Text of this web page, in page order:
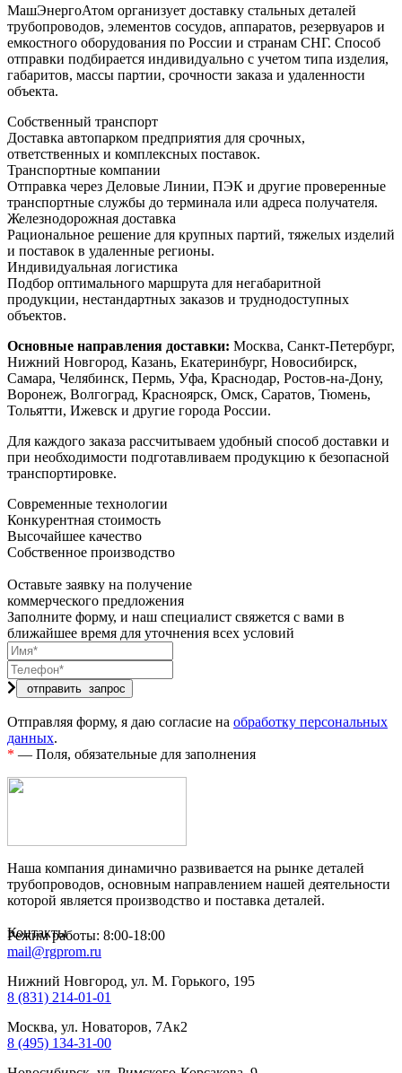
МашЭнергоАтом организует доставку стальных деталей
трубопроводов, элементов сосудов, аппаратов, резервуаров и
емкостного оборудования по России и странам СНГ. Способ
отправки подбирается индивидуально с учетом типа изделия,
габаритов, массы партии, срочности заказа и удаленности
объекта.
Собственный транспорт
Доставка автопарком предприятия для срочных,
ответственных и комплексных поставок.
Транспортные компании
Отправка через Деловые Линии, ПЭК и другие проверенные
транспортные службы до терминала или адреса получателя.
Железнодорожная доставка
Рациональное решение для крупных партий, тяжелых изделий
и поставок в удаленные регионы.
Индивидуальная логистика
Подбор оптимального маршрута для негабаритной
продукции, нестандартных заказов и труднодоступных
объектов.
Основные направления доставки: Москва, Санкт-Петербург,
Нижний Новгород, Казань, Екатеринбург, Новосибирск,
Самара, Челябинск, Пермь, Уфа, Краснодар, Ростов-на-Дону,
Воронеж, Волгоград, Красноярск, Омск, Саратов, Тюмень,
Тольятти, Ижевск и другие города России.
Для каждого заказа рассчитываем удобный способ доставки и
при необходимости подготавливаем продукцию к безопасной
транспортировке.
Современные технологии
Конкурентная стоимость
Высочайшее качество
Собственное производство
Оставьте заявку на получение
коммерческого предложения
Заполните форму, и наш специалист свяжется с вами в
ближайшее время для уточнения всех условий
Отправляя форму, я даю согласие на обработку персональных
данных.
* — Поля, обязательные для заполнения
Наша компания динамично развивается на рынке деталей
трубопроводов, основным направлением нашей деятельности
которой является производство и поставка деталей.
Контакты
Режим работы: 8:00-18:00
mail@rgprom.ru
Нижний Новгород, ул. М. Горького, 195
8 (831) 214-01-01
Москва, ул. Новаторов, 7Ак2
8 (495) 134-31-00